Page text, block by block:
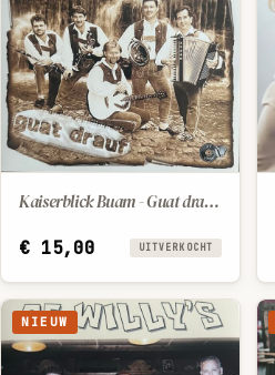
Kaiserblick Buam - Guat drauf - Bariton Lausbua
€15,00 UITVERKOCHT
NIEUW